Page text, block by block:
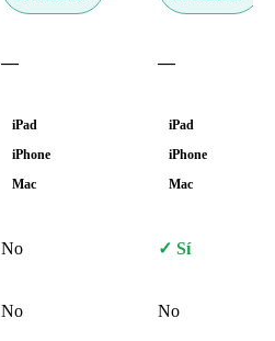
— —
iPad
iPhone
Mac
iPad
iPhone
Mac
No ✓ Sí
No No